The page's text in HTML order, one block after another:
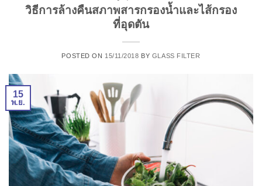
วิธีการล้างคืนสภาพสารกรองน้ำและไส้กรอง
ที่อุดตัน
POSTED ON 15/11/2018 BY GLASS FILTER
15
พ.ย.